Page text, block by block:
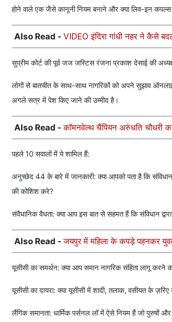
होने वाले एक जैसे कानूनी नियम बनाने और क्या लिव-इन कपल्स
Also Read - VIDEO इंदिरा गांधी नहर ने कैसे
सुप्रीम कोर्ट की पूर्व जज जस्टिस रंजना प्रकाश देसाई की
लोगों से बातचीत के साथ-साथ नागरिकों को अपने सुझाव
अगले सत्र में पेश किए जाने की उम्मीद है।
Also Read -कॉमनवेल्थ चैंपियन अरुंधति चौधरी
पहले 10 सवालों में ये शामिल हैं:
अनुच्छेद 44 के बारे में जानकारी: क्या आपको पता है कि
की कोशिश करे?
संवैधानिक वैधता: क्या आप इस बात से सहमत हैं कि संविधान
Also Read -जयपुर में महिला के कपड़े पहनकर
यूसीसी का समर्थन: क्या आप समान नागरिक संहिता लागू करने
यूसीसी का दायरा: क्या यूसीसी में शादी, तलाक, वसीयत के
लैंगिक समानता: धार्मिक पर्सनल लॉ में ऐसे नियम हैं जो पुरुषों